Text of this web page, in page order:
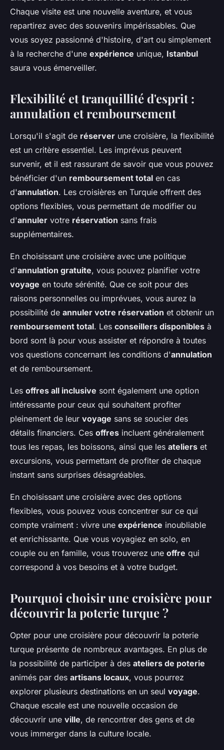
Chaque visite est une nouvelle aventure, et vous
repartirez avec des souvenirs impérissables. Que
vous soyez passionné d'histoire, d'art ou simplement
à la recherche d'une expérience unique, Istanbul
saura vous émerveiller.
Flexibilité et tranquillité d'esprit :
annulation et remboursement
Lorsqu'il s'agit de réserver une croisière, la flexibilité
est un critère essentiel. Les imprévus peuvent
survenir, et il est rassurant de savoir que vous pouvez
bénéficier d'un remboursement total en cas
d'annulation. Les croisières en Turquie offrent des
options flexibles, vous permettant de modifier ou
d'annuler votre réservation sans frais
supplémentaires.
En choisissant une croisière avec une politique
d'annulation gratuite, vous pouvez planifier votre
voyage en toute sérénité. Que ce soit pour des
raisons personnelles ou imprévues, vous aurez la
possibilité de annuler votre réservation et obtenir un
remboursement total. Les conseillers disponibles à
bord sont là pour vous assister et répondre à toutes
vos questions concernant les conditions d'annulation
et de remboursement.
Les offres all inclusive sont également une option
intéressante pour ceux qui souhaitent profiter
pleinement de leur voyage sans se soucier des
détails financiers. Ces offres incluent généralement
tous les repas, les boissons, ainsi que les ateliers et
excursions, vous permettant de profiter de chaque
instant sans surprises désagréables.
En choisissant une croisière avec des options
flexibles, vous pouvez vous concentrer sur ce qui
compte vraiment : vivre une expérience inoubliable
et enrichissante. Que vous voyagiez en solo, en
couple ou en famille, vous trouverez une offre qui
correspond à vos besoins et à votre budget.
Pourquoi choisir une croisière pour
découvrir la poterie turque ?
Opter pour une croisière pour découvrir la poterie
turque présente de nombreux avantages. En plus de
la possibilité de participer à des ateliers de poterie
animés par des artisans locaux, vous pourrez
explorer plusieurs destinations en un seul voyage.
Chaque escale est une nouvelle occasion de
découvrir une ville, de rencontrer des gens et de
vous immerger dans la culture locale.